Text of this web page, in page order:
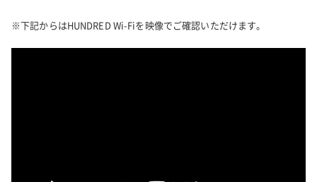
※下記からはHUNDRED Wi-Fiを映像でご確認いただけます。